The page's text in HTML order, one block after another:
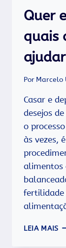
Quer
quais
Por Marcelo
Casar e
desejos
o
às vezes,
alimentos
fertilidade
LEIA MAIS